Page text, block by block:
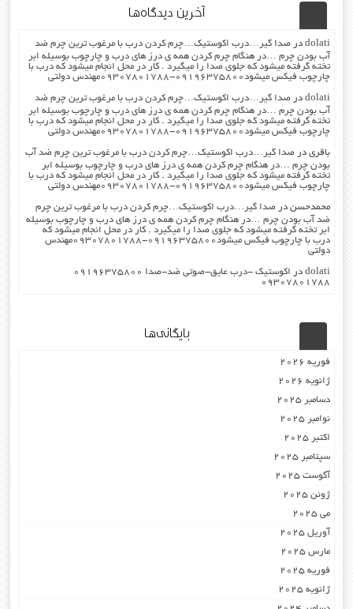
آخرین دیدگاه‌ها
dolati درصدا گیر…درب اکوستیک…چرم کردن درب با مرغوب ترین چرم ضد
آب بودن چرم …در هنگام چرم کردن همه ی درز های درب و چارچوب بوسیله ابر
تخته گرفته میشود که جلوی صدا را میگیرد . کار در محل انجام میشود که درب با
چارچوب فیکس میشود۰۹۱۹۶۳۷۵۸۰۰-۰۹۳۰۷۸۰۱۷۸۸مهندس دولتی
dolati درصدا گیر…درب اکوستیک…چرم کردن درب با مرغوب ترین چرم ضد
آب بودن چرم …در هنگام چرم کردن همه ی درز های درب و چارچوب بوسیله ابر
تخته گرفته میشود که جلوی صدا را میگیرد . کار در محل انجام میشود که درب با
چارچوب فیکس میشود۰۹۱۹۶۳۷۵۸۰۰-۰۹۳۰۷۸۰۱۷۸۸مهندس دولتی
باقری درصدا گیر…درب اکوستیک…چرم کردن درب با مرغوب ترین چرم ضد آب
بودن چرم …در هنگام چرم کردن همه ی درز های درب و چارچوب بوسیله ابر
تخته گرفته میشود که جلوی صدا را میگیرد . کار در محل انجام میشود که درب با
چارچوب فیکس میشود۰۹۱۹۶۳۷۵۸۰۰-۰۹۳۰۷۸۰۱۷۸۸مهندس دولتی
محمدحسن درصدا گیر…درب اکوستیک…چرم کردن درب با مرغوب ترین چرم
ضد آب بودن چرم …در هنگام چرم کردن همه ی درز های درب و چارچوب بوسیله
ابر تخته گرفته میشود که جلوی صدا را میگیرد . کار در محل انجام میشود که
درب با چارچوب فیکس میشود۰۹۱۹۶۳۷۵۸۰۰-۰۹۳۰۷۸۰۱۷۸۸مهندس
دولتی
dolati در
اکوستیک -درب عایق-صوتی ضد-صدا ۰۹۱۹۶۳۷۵۸۰۰
۰۹۳۰۷۸۰۱۷۸۸
بایگانی‌ها
فوریه 2026
ژانویه 2026
دسامبر 2025
نوامبر 2025
اکتبر 2025
سپتامبر 2025
آگوست 2025
ژوئن 2025
می 2025
آوریل 2025
مارس 2025
فوریه 2025
ژانویه 2025